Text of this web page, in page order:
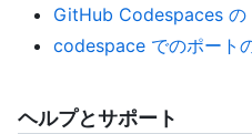
GitHub Codespaces の
codespace でのポート
ヘルプとサポート